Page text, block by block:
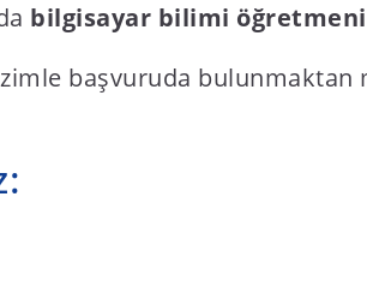
bilgisayar bilimi
başvuruda bulunmaktan